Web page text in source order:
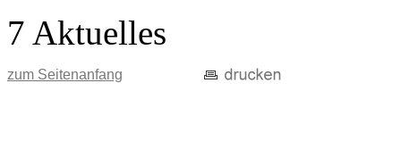
7 Aktuelles
zum Seitenanfang